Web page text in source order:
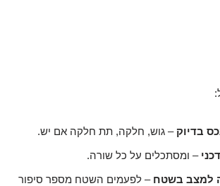
בדיוק – גוש, חלקה, תת חלקה אם יש.
– ומסתכלים על כל שורה.
למצב בשטח – לפעמים השטח מספר סיפור